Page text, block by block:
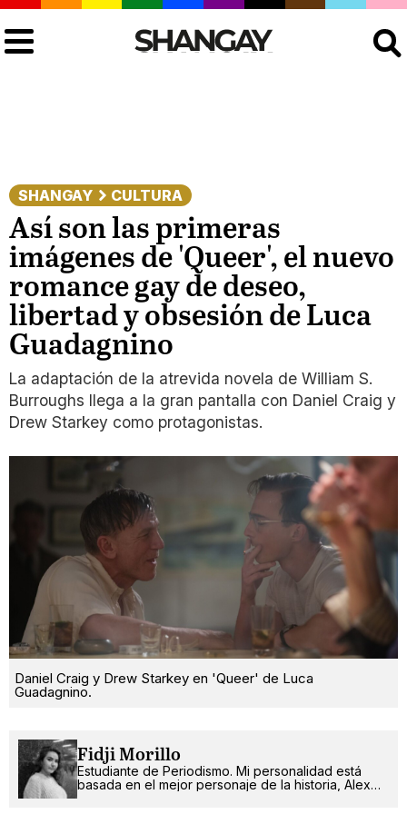
SHANGAY CULTURA
Así son las primeras
imágenes de 'Queer', el nuevo
romance gay de deseo,
libertad y obsesión de Luca
Guadagnino
La adaptación de la atrevida novela de William S.
Burroughs llega a la gran pantalla con Daniel Craig y
Drew Starkey como protagonistas.
Daniel Craig y Drew Starkey en 'Queer' de Luca
Guadagnino.
Fidji Morillo
Estudiante de Periodismo. Mi personalidad está
basada en el mejor personaje de la historia, Alex